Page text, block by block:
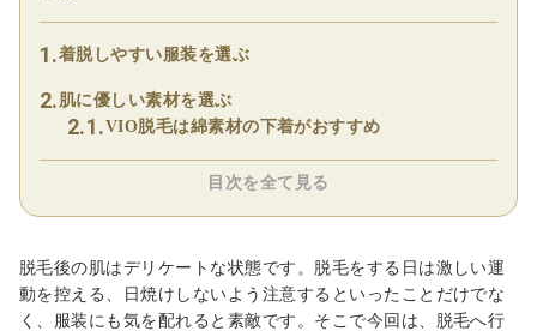
着脱しやすい服装を選ぶ
肌に優しい素材を選ぶ
VIO脱毛は綿素材の下着がおすすめ
目次を全て見る
脱毛後の肌はデリケートな状態です。脱毛をする日は激しい運
動を控える、日焼けしないよう注意するといったことだけでな
く、服装にも気を配れると素敵です。そこで今回は、脱毛へ行